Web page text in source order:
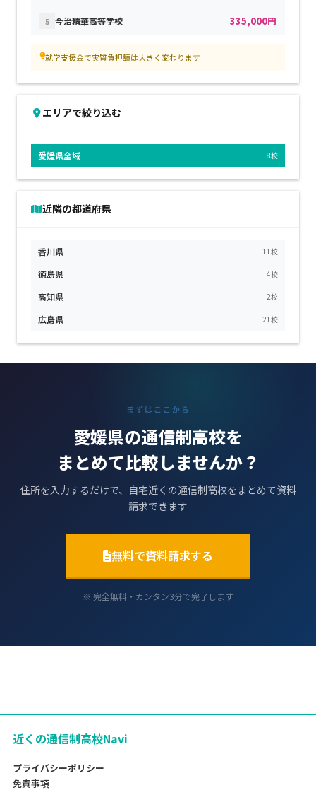
5 今治精華高等学校 335,000円
就学支援金で実質負担額は大きく変わります
エリアで絞り込む
愛媛県全域 8校
近隣の都道府県
香川県 11校
徳島県 4校
高知県 2校
広島県 21校
まずはここから
愛媛県の通信制高校を
まとめて比較しませんか？
住所を入力するだけで、自宅近くの通信制高校をまとめて資料
請求できます
無料で資料請求する
※ 完全無料・カンタン3分で完了します
近くの通信制高校Navi
プライバシーポリシー
免責事項